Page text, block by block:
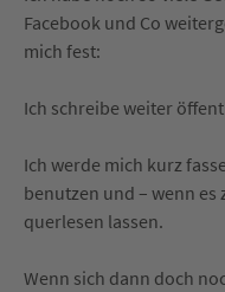
Facebook und Co
mich fest:
Ich schreibe weiter
Ich werde mich kurz
benutzen und – wenn es
querlesen lassen.
Wenn sich dann doch